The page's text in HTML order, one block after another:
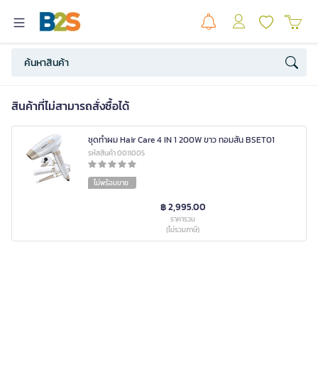
สินค้าที่ไม่สามารถสั่งซื้อได้
ชุดทำผม Hair Care 4 IN 1 200W ขาว ทอมสัน BSET01
รหัสสินค้า 0011005
ไม่พร้อมขาย
฿ 2,995.00
ราคารวม
(ไม่รวมภาษี)